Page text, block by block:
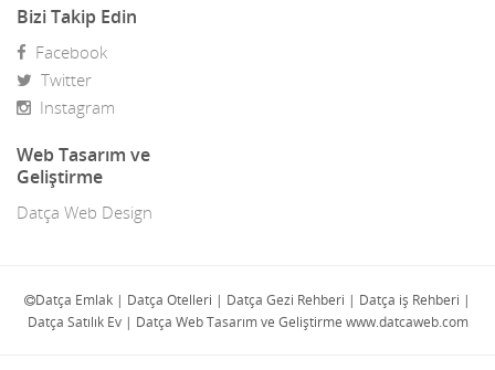
Diğer Ürünler
Direk Sahibinden Emlak
Diş Doktorları
Doğa Turları
Eğlence Mekanları
Bizi Takip Edin
Facebook
Twitter
Instagram
Web Tasarım ve
Geliştirme
Datça Web Design
Datça Emlak | Datça Otelleri | Datça Gezi Rehberi | Datça iş Rehberi |
Datça Satılık Ev | Datça Web Tasarım ve Geliştirme www.datcaweb.com